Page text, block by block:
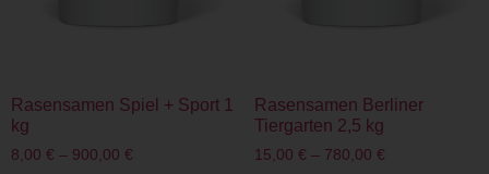
Rasensamen Spiel + Sport 1
kg
8,00 € – 900,00 €
Rasensamen Berliner
Tiergarten 2,5 kg
15,00 € – 780,00 €